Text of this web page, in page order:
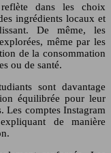
dans les choix
ingrédients locaux et
De même, les
même par les
de la consommation
ou de santé.
sont davantage
équilibrée pour leur
Les comptes Instagram
de manière